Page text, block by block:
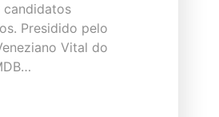
Presidido pelo
Vital do